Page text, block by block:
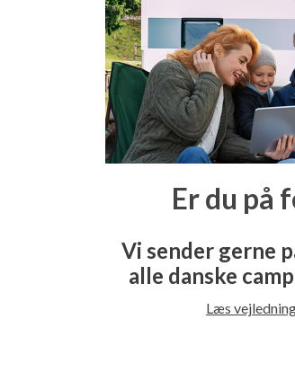
Er du på
Vi sender gerne
alle danske
Læs